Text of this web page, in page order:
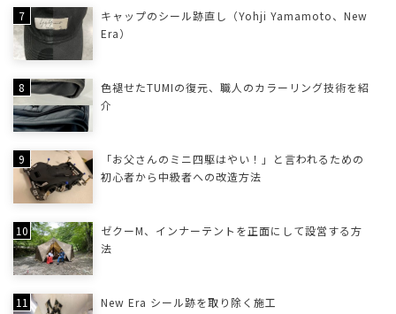
キャップのシール跡直し（Yohji Yamamoto、New
Era）
色褪せたTUMIの復元、職人のカラーリング技術を紹
介
「お父さんのミニ四駆はやい！」と言われるための
初心者から中級者への改造方法
ゼクーM、インナーテントを正面にして設営する方
法
New Era シール跡を取り除く施工